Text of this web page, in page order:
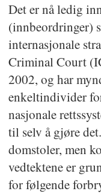
Det er nå ledig
(innbeordringer)
internasjonale
Criminal Court
2002, og har
enkeltindivider
nasjonale
til selv å gjøre
domstoler, men
vedtektene er
for følgende